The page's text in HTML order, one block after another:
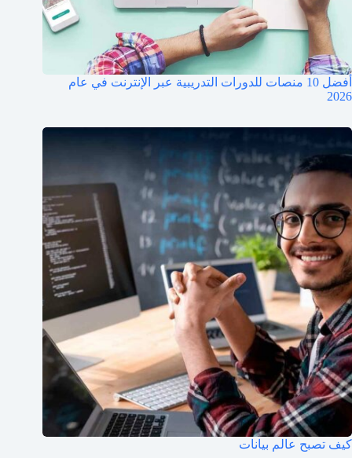
أفضل 10 منصات للدورات التدريبية عبر الإنترنت في عام
2026
كيف تصبح عالم بيانات